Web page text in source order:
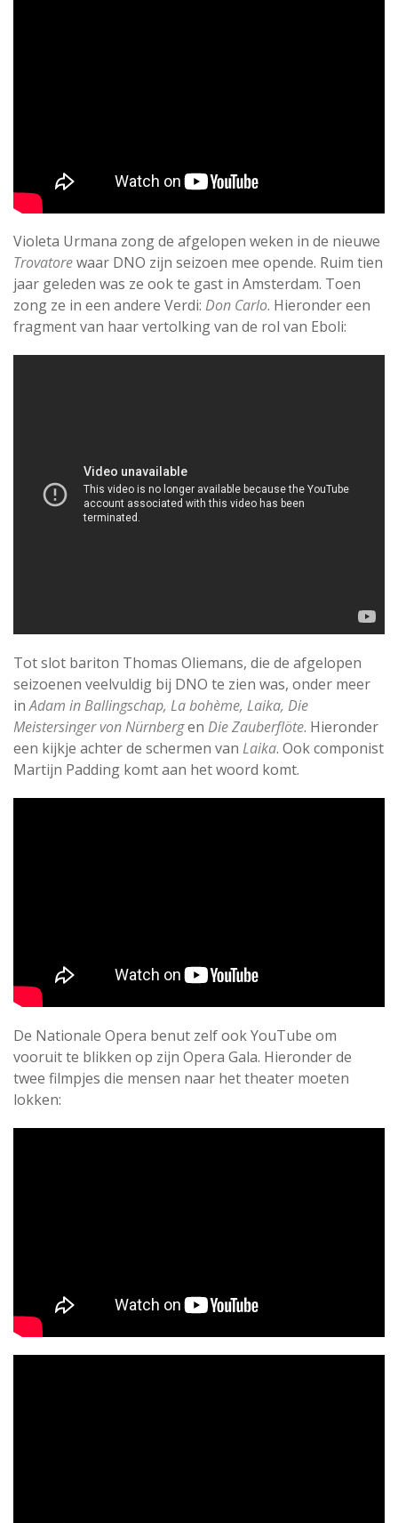
Violeta Urmana zong de afgelopen weken in de nieuwe
Trovatorewaar DNO zijn seizoen mee opende. Ruim tien
jaar geleden was ze ook te gast in Amsterdam. Toen
zong ze in een andere Verdi: Don Carlo. Hieronder een
fragment van haar vertolking van de rol van Eboli:
Tot slot bariton Thomas Oliemans, die de afgelopen
seizoenen veelvuldig bij DNO te zien was, onder meer
inAdam in Ballingschap, La bohème, Laika, Die
Meistersinger von Nürnbergen Die Zauberflöte. Hieronder
een kijkje achter de schermen van Laika. Ook componist
Martijn Padding komt aan het woord komt.
De Nationale Opera benut zelf ook YouTube om
vooruit te blikken op zijn Opera Gala. Hieronder de
twee filmpjes die mensen naar het theater moeten
lokken: